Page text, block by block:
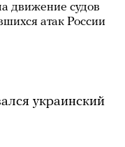
движение судов
атак России
украинский